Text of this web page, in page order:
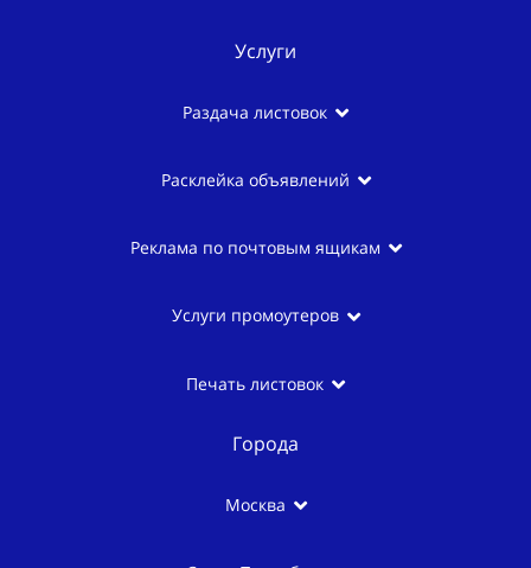
Услуги
Раздача листовок
Расклейка объявлений
Реклама по почтовым ящикам
Услуги промоутеров
Печать листовок
Города
Москва